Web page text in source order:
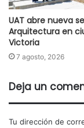
UAT abre nueva
Arquitectura en
Victoria
7 agosto, 2026
Deja un
Tu dirección de